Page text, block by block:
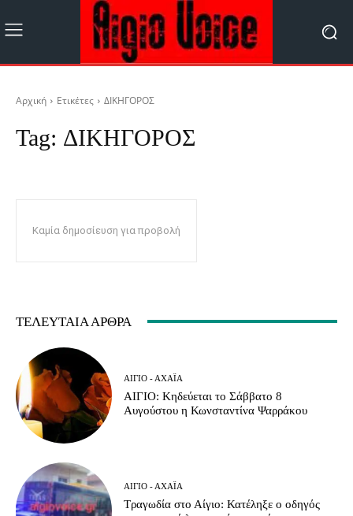
Αρχική Ετικέτες ΔΙΚΗΓΟΡΟΣ
Tag: ΔΙΚΗΓΟΡΟΣ
Καμία δημοσίευση για προβολή
ΤΕΛΕΥΤΑΊΑ ΆΡΘΡΑ
ΑΊΓΙΟ - ΑΧΑΪ́Α
ΑΙΓΙΟ: Κηδεύεται το Σάββατο 8
Αυγούστου η Κωνσταντίνα Ψαρράκου
ΑΊΓΙΟ - ΑΧΑΪ́Α
Τραγωδία στο Αίγιο: Κατέληξε ο οδηγός